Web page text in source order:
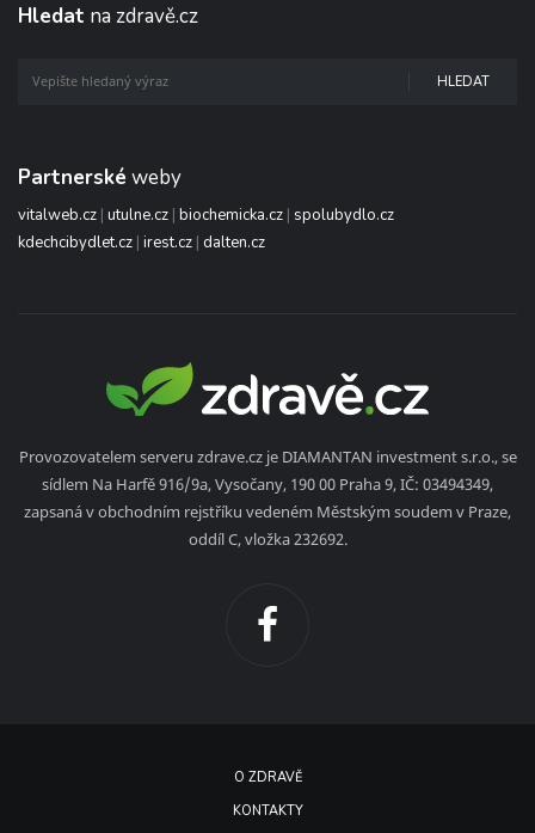
Hledat na zdravě.cz
HLEDAT
Partnerské weby
vitalweb.cz | utulne.cz | biochemicka.cz | spolubydlo.cz
kdechcibydlet.cz | irest.cz | dalten.cz
Provozovatelem serveru zdrave.cz je DIAMANTAN investment s.r.o., se
sídlem Na Harfě 916/9a, Vysočany, 190 00 Praha 9, IČ: 03494349,
zapsaná v obchodním rejstříku vedeném Městským soudem v Praze,
oddíl C, vložka 232692.
O ZDRAVĚ
KONTAKTY